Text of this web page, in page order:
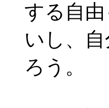
する自
いし、
ろう。